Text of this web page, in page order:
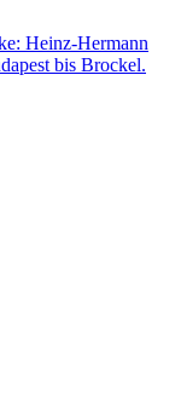
Heinz-Hermann
bis Brockel.